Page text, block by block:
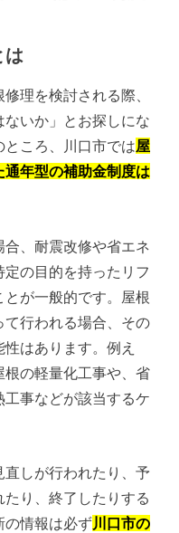
は
理を検討される際、
いか」とお探しにな
ころ、川口市では屋
年型の補助金制度は
、耐震改修や省エネ
の目的を持ったリフ
とが一般的です。屋根
行われる場合、その
はあります。例え
の軽量化工事や、省
事などが該当するケ
直しが行われたり、予
り、終了したりする
の情報は必ず川口市の